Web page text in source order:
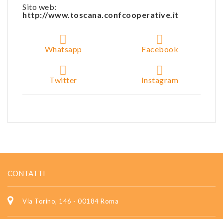
Sito web:
http://www.toscana.confcooperative.it
Whatsapp Facebook
Twitter Instagram
CONTATTI
Via Torino, 146 - 00184 Roma